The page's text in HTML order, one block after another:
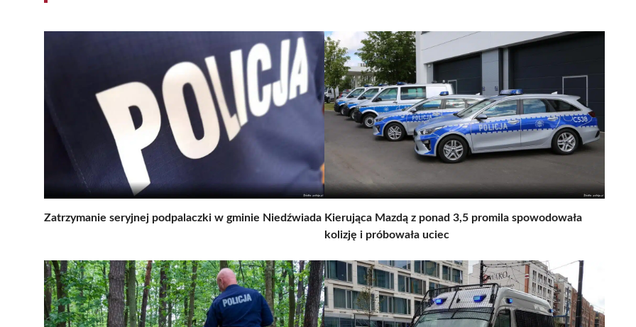
Zatrzymanie seryjnej podpalaczki w gminie Niedźwiada Kierująca Mazdą z ponad 3,5 promila spowodowała
kolizję i próbowała uciec